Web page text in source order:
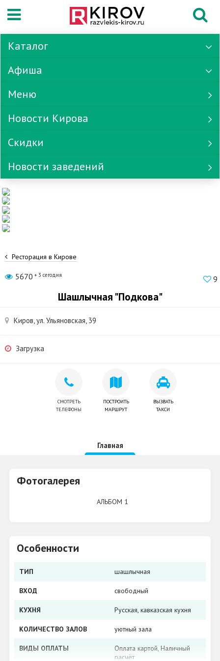
Каталог
Афиша
Меню
Новости Кирова
Скидки
Новости заведений
Ресторация в Кирове
5670 + 3 сегодня 9
Шашлычная "Подкова"
Киров, ул. Ульяновская, 39
Загрузка
СМОТРЕТЬ
ТЕЛЕФОНЫ
ПОСТРОИТЬ
МАРШРУТ
ВЫЗВАТЬ
ТАКСИ
Главная
Фотогалерея
АЛЬБОМ 1
Особенности
ТИП шашлычная
ВХОД свободный
КУХНЯ Русская, кавказская кухня
КОЛИЧЕСТВО ЗАЛОВ уютный зала
ВИДЫ ОПЛАТЫ
​Оплата картой, ​Наличный
расчёт